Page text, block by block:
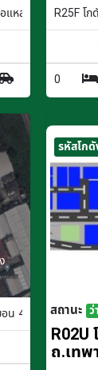
อแหลมฉบัง 484 ตร.
R25F โก
0
อน 400 ตรม.
รหัสโก
สถานะ ว่
R02U
ถ.เทพ